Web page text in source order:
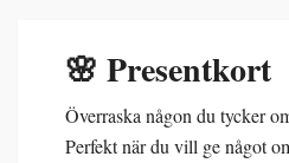
🌸 Presentkort
Överraska någon du tycker
Perfekt när du vill ge något